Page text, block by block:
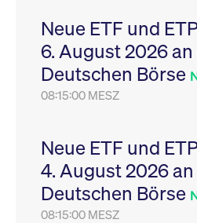
Neue ETF und
6. August 2026
Deutschen Börse
08:15:00 MESZ
Neue ETF und
4. August 2026
Deutschen Börse
08:15:00 MESZ